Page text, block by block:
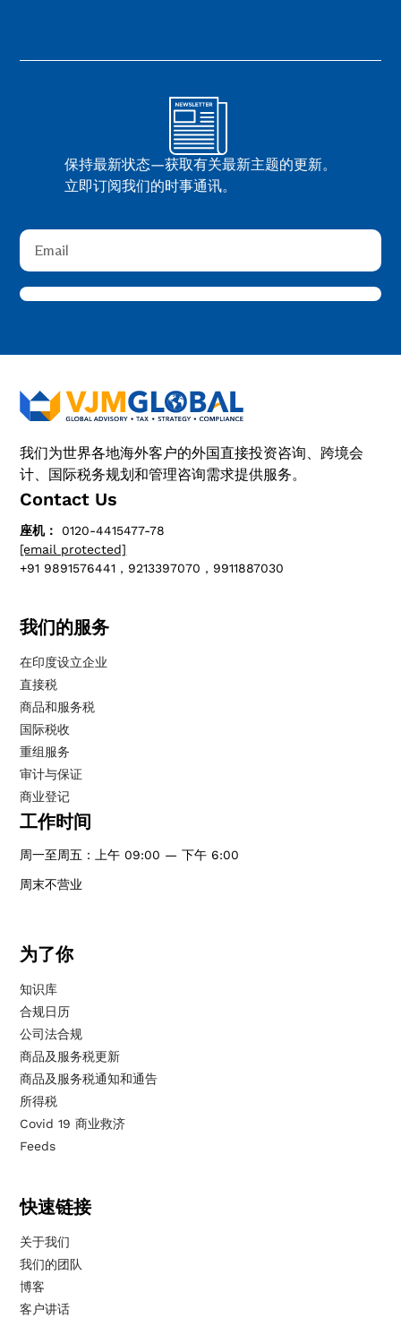
保持最新状态—获取有关最新主题的更新。
立即订阅我们的时事通讯。
我们为世界各地海外客户的外国直接投资咨询、跨境会
计、国际税务规划和管理咨询需求提供服务。
Contact Us
座机：
0120-4415477-78
[email protected]
+91 9891576441，9213397070，9911887030
我们的服务
在印度设立企业
直接税
商品和服务税
国际税收
重组服务
审计与保证
商业登记
工作时间
周一至周五：上午 09:00 — 下午 6:00
周末不营业
为了你
知识库
合规日历
公司法合规
商品及服务税更新
商品及服务税通知和通告
所得税
Covid 19 商业救济
Feeds
快速链接
关于我们
我们的团队
博客
客户讲话